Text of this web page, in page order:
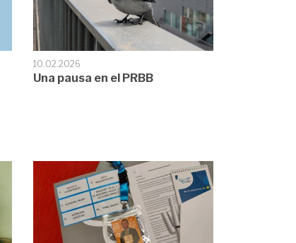
10.02.2026
Una pausa en el PRBB